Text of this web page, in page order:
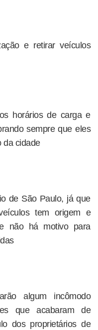
e retirar veículos
horários de carga e
sempre que eles
da cidade
de São Paulo, já que
tem origem e
não há motivo para
algum incômodo
que acabaram de
dos proprietários de